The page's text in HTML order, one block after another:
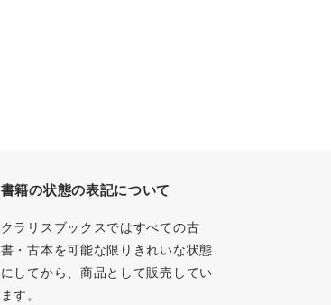
書籍の状態の表記について
クラリスブックスではすべての古
書・古本を可能な限りきれいな状態
にしてから、商品として販売してい
ます。